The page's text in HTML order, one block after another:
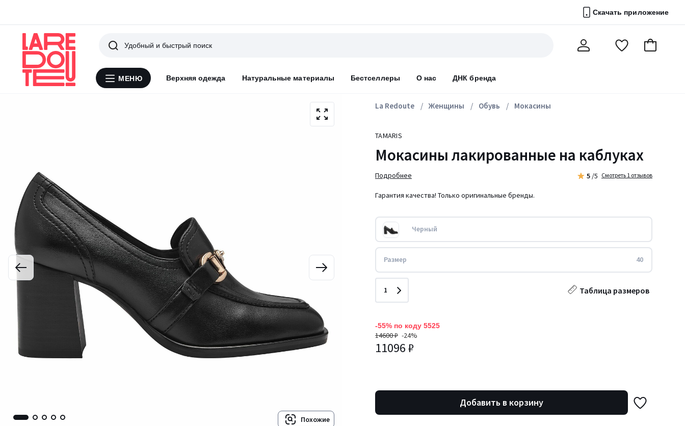
Скачать приложение
Меню
МЕНЮ Верхняя одежда Натуральные материалы Бестселлеры О нас ДНК бренда
Поиск
ПерейтиВ
Похожие
La Redoute Женщины Обувь Мокасины
TAMARIS
Мокасины лакированные на каблуках
Подробнее 5 /5 Смотреть 1 отзывов
Гарантия качества! Только оригинальные бренды.
Черный
Размер 40
Таблица размеров
Количество
1
-55% по коду 5525
14600 ₽ -24%
11096 ₽
Добавить в корзину